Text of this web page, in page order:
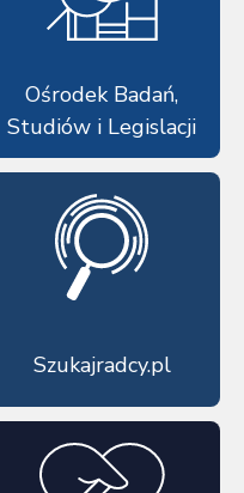
Ośrodek Badań,
Studiów i Legislacji
Szukajradcy.pl